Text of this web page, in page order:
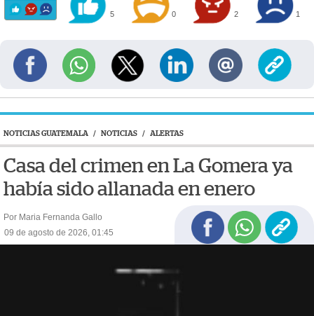
5 0 2 1
NOTICIAS GUATEMALA / NOTICIAS / ALERTAS
Casa del crimen en La Gomera ya
había sido allanada en enero
Por Maria Fernanda Gallo
09 de agosto de 2026, 01:45